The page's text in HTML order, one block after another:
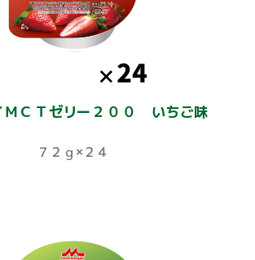
ＭＣＴゼリー２００ いちご味
７２ｇ×２４